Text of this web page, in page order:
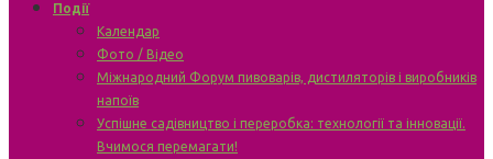
Події
Календар
Фото / Відео
Міжнародний Форум пивоварів, дистиляторів і виробників
напоїв
Успішне садівництво і переробка: технології та інновації.
Вчимося перемагати!